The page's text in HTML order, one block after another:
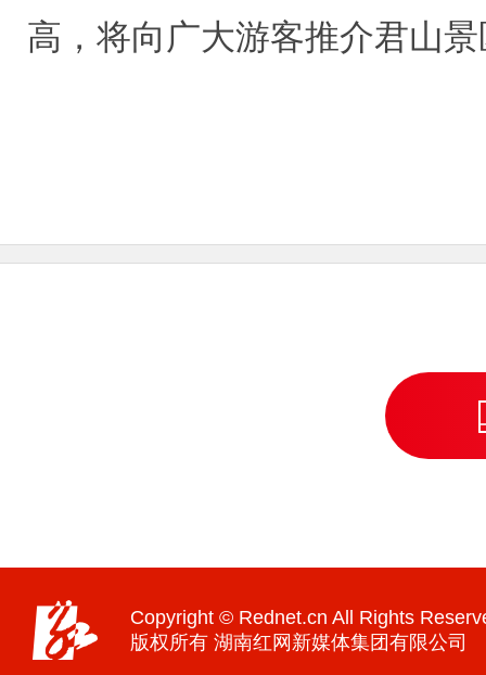
高，将向广大游客推介君山
Copyright © Rednet.cn All Rights
版权所有 湖南红网新媒体集团有限公司